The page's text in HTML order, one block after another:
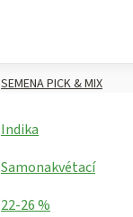
SEMENA PICK & MIX
Indika
Samonakvétací
22-26 %